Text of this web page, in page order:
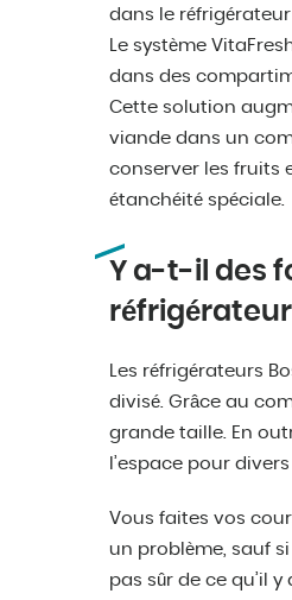
dans le
Le système
dans des
Cette solution
viande dans un
conserver les fruits
étanchéité spéciale.
Y a-t-il des
Les réfrigérateurs
divisé. Grâce au
grande taille. En
l’espace pour
Vous faites vos
un problème, sauf
pas sûr de ce qu’il